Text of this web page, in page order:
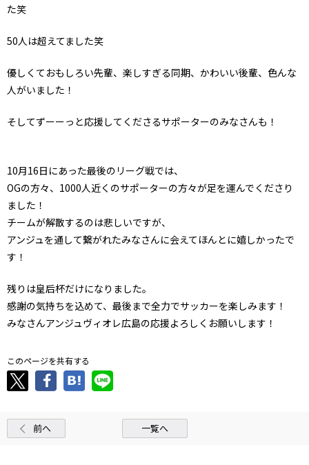
た笑
50人は超えてました笑
優しくておもしろい先輩、楽しすぎる同期、かわいい後輩、色んな
人がいました！
そしてずーーっと応援してくださるサポーターのみなさんも！
10月16日にあった最後のリーグ戦では、
OGの方々、1000人近くのサポーターの方々が足を運んでくださり
ました！
チームが解散するのは悲しいですが、
アンジュを通して繋がれたみなさんに会えてほんとに嬉しかったで
す！
残りは皇后杯だけになりました。
感謝の気持ちを込めて、最後まで全力でサッカーを楽しみます！
みなさんアンジュヴィオレ広島の応援よろしくお願いします！
このページを共有する
前へ 一覧へ